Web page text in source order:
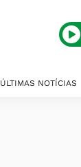
ÚLTIMAS NOTÍCIAS